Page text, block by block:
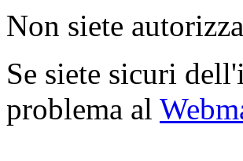
Non siete
Se siete sicuri
problema al